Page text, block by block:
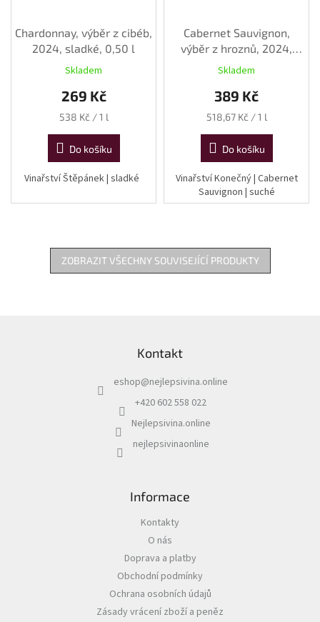
Chardonnay, výběr z cibéb,
2024, sladké, 0,50 l
Skladem
269 Kč
Měrná
538 Kč / 1 l
Do košíku
Vinařství Štěpánek | sladké
Cabernet Sauvignon,
výběr z hroznů, 2024,
suché, 0,75 l
Skladem
389 Kč
Měrná
518,67 Kč / 1 l
Do košíku
Vinařství Konečný | Cabernet
Sauvignon | suché
ZOBRAZIT VŠECHNY SOUVISEJÍCÍ PRODUKTY
Kontakt
eshop@nejlepsivina.online
+420 602 558 022
Nejlepsivina.online
nejlepsivinaonline
Informace
Kontakty
O nás
Doprava a platby
Obchodní podmínky
Ochrana osobních údajů
Zásady vrácení zboží a peněz